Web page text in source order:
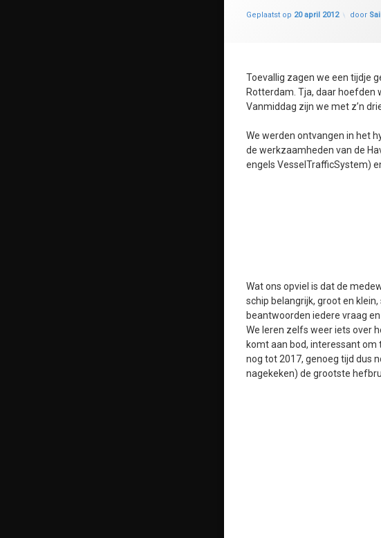
Geplaatst op 20 april 2012 door
Toevallig zagen we een tijdje
Rotterdam. Tja, daar hoefden
Vanmiddag zijn we met z’n
We werden ontvangen in het
de werkzaamheden van de
engels VesselTrafficSystem)
Wat ons opviel is dat de
schip belangrijk, groot en
beantwoorden iedere vraag
We leren zelfs weer iets over
komt aan bod, interessant
nog tot 2017, genoeg tijd dus
nagekeken) de grootste